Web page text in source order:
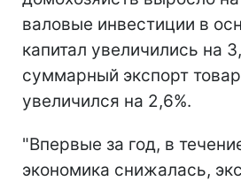
валовые инвестиции в
капитал увеличились на
суммарный экспорт
увеличился на 2,6%.
"Впервые за год, в
экономика снижалась,